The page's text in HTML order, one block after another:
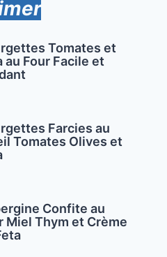
Tomates et
au Four Facile et
Farcies au
Tomates Olives et
Confite au
Miel Thym et Crème